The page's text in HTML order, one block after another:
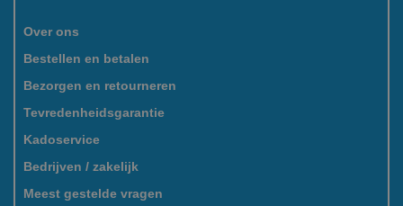
Over ons
Bestellen en betalen
Bezorgen en retourneren
Tevredenheidsgarantie
Kadoservice
Bedrijven / zakelijk
Meest gestelde vragen